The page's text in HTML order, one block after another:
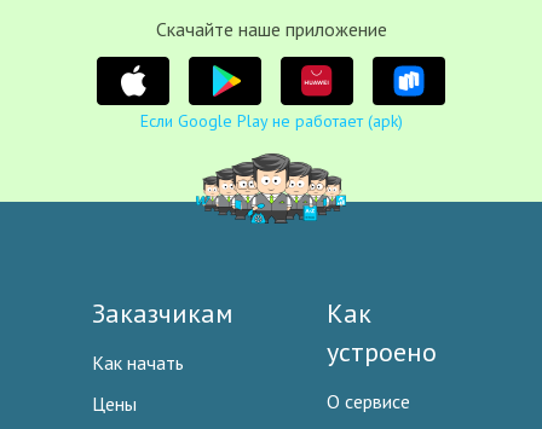
Cкачайте наше приложение
Если Google Play не работает (apk)
Заказчикам
Как начать
Цены
Как
устроено
О сервисе